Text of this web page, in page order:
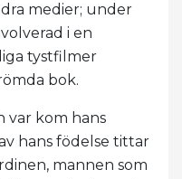
medier; under
i en
tystfilmer
bok.
var kom hans
hans födelse tittar
mannen som